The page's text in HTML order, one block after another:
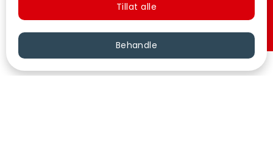
Tillat alle
Behandle Hurtigkjøp